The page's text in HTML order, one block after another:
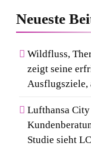
Neueste
Wildfluss,
zeigt seine
Ausflugsziele,
Lufthansa
Studie sieht